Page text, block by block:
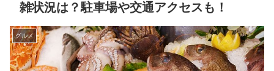
雑状況は？駐車場や交通アクセスも！
グルメ